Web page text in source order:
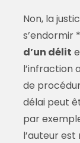
Non, la
s’endormir
d’un délit
l’infraction
de
délai peut
par
l’auteur